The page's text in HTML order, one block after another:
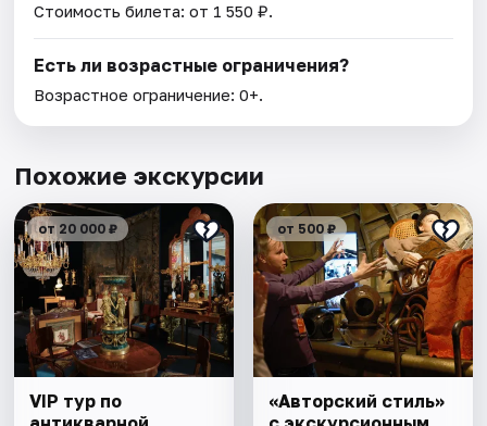
Стоимость билета: от 1 550 ₽.
Есть ли возрастные ограничения?
Возрастное ограничение: 0+.
Похожие экскурсии
от 20 000 ₽
VIP тур по
от 500 ₽
«Авторский стиль»